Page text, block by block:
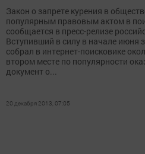
Закон о запрете курения в
популярным правовым актом в
сообщается в пресс-релизе
Вступивший в силу в начале июня
собрал в интернет-поисковике
втором месте по популярности
документ о...
20 декабря 2013, 07:05